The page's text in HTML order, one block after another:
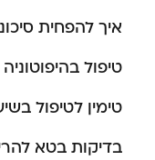
איך להפחית
טיפול
טימין לטיפול
בדיקות בטא